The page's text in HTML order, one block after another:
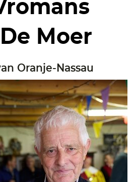
Moer
Oranje-Nassau